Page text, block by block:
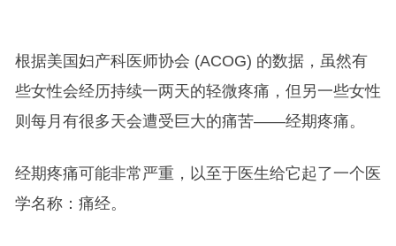
根据美国妇产科医师协会 (ACOG) 的数据，虽然有
些女性会经历持续一两天的轻微疼痛，但另一些女性
则每月有很多天会遭受巨大的痛苦——经期疼痛。
经期疼痛可能非常严重，以至于医生给它起了一个医
学名称：痛经。